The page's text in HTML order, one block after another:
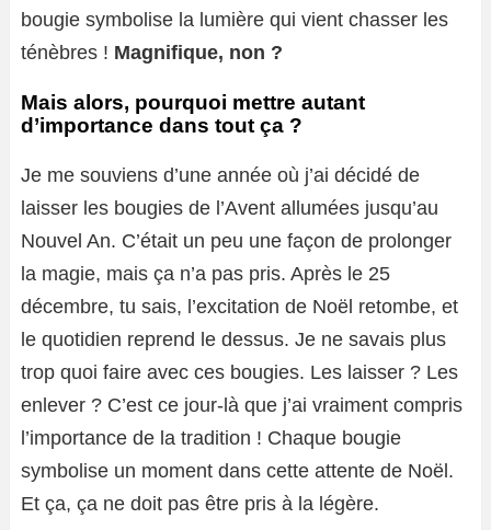
bougie symbolise la lumière qui vient chasser les
ténèbres ! Magnifique, non ?
Mais alors, pourquoi mettre autant
d’importance dans tout ça ?
Je me souviens d’une année où j’ai décidé de
laisser les bougies de l’Avent allumées jusqu’au
Nouvel An. C’était un peu une façon de prolonger
la magie, mais ça n’a pas pris. Après le 25
décembre, tu sais, l’excitation de Noël retombe, et
le quotidien reprend le dessus. Je ne savais plus
trop quoi faire avec ces bougies. Les laisser ? Les
enlever ? C’est ce jour-là que j’ai vraiment compris
l’importance de la tradition ! Chaque bougie
symbolise un moment dans cette attente de Noël.
Et ça, ça ne doit pas être pris à la légère.